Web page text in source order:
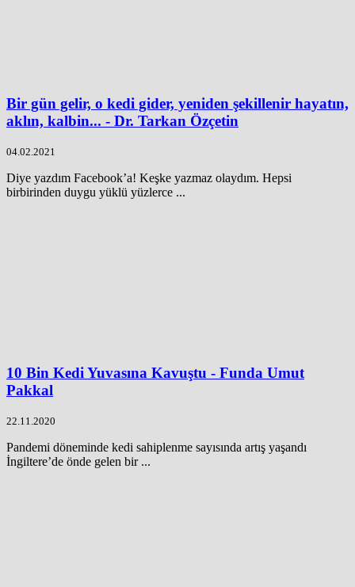
Bir gün gelir, o kedi gider, yeniden şekillenir hayatın,
aklın, kalbin... - Dr. Tarkan Özçetin
04.02.2021
Diye yazdım Facebook’a! Keşke yazmaz olaydım. Hepsi
birbirinden duygu yüklü yüzlerce ...
10 Bin Kedi Yuvasına Kavuştu - Funda Umut
Pakkal
22.11.2020
Pandemi döneminde kedi sahiplenme sayısında artış yaşandı
İngiltere’de önde gelen bir ...